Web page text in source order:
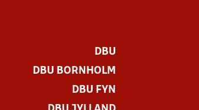
DBU
DBU BORNHOLM
DBU FYN